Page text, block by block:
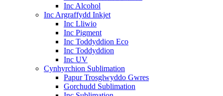
Inc Alcohol
Inc Argraffydd Inkjet
Inc Lliwio
Inc Pigment
Inc Toddyddion Eco
Inc Toddyddion
Inc UV
Cynhyrchion Sublimation
Papur Trosglwyddo Gwres
Gorchudd Sublimation